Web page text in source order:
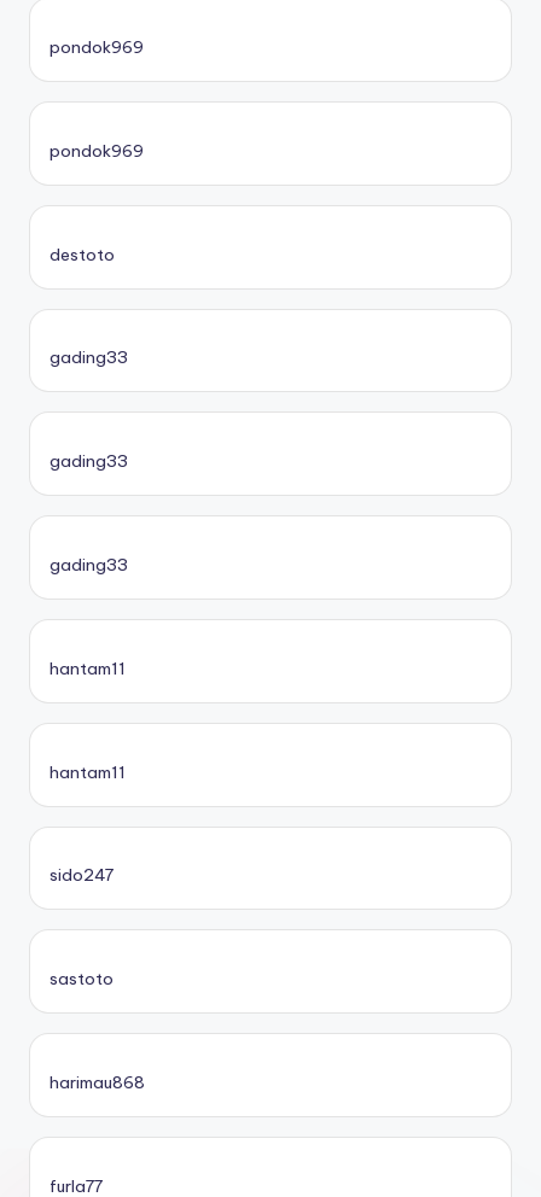
pondok969
pondok969
destoto
gading33
gading33
gading33
hantam11
hantam11
sido247
sastoto
harimau868
furla77